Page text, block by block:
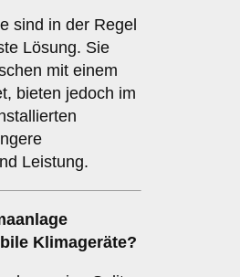
sind in der Regel
Lösung. Sie
mit einem
bieten jedoch im
Leistung.
Klimageräte?